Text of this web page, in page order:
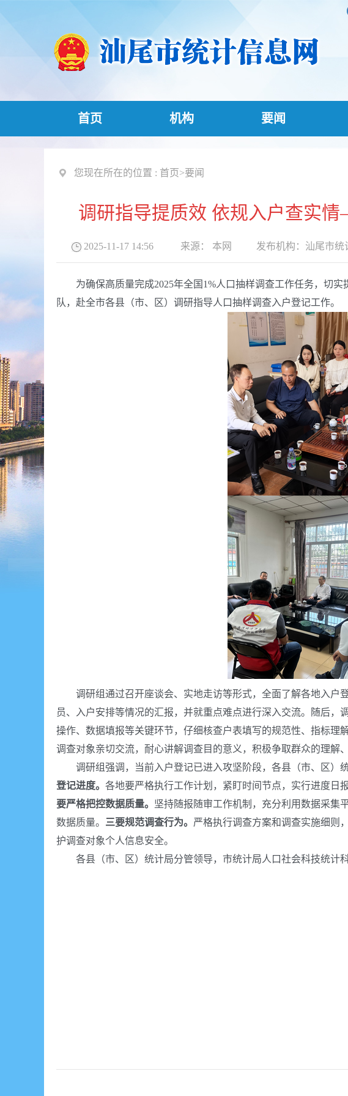
首页 机构 要闻
您现在所在的位置 : 首页>要闻
调研指导提质效 依规入户查实
2025-11-17 14:56 来源： 本网 发布机构： 汕尾市统
为确保高质量完成2025年全国1%人口抽样调查工作任务，切实
队，赴全市各县（市、区）调研指导人口抽样调查入户登记工作。
调研组通过召开座谈会、实地走访等形式，全面了解各地入户
员、入户安排等情况的汇报，并就重点难点进行深入交流。随后
操作、数据填报等关键环节，仔细核查户表填写的规范性、指标
调查对象亲切交流，耐心讲解调查目的意义，积极争取群众的理解
调研组强调，当前入户登记已进入攻坚阶段，各县（市、区）统
登记进度。 各地要严格执行工作计划，紧盯时间节点，实行进度日
要严格把控数据质量。 坚持随报随审工作机制，充分利用数据采集
数据质量。 三要规范调查行为。 严格执行调查方案和调查实施细则
护调查对象个人信息安全。
各县（市、区）统计局分管领导，市统计局人口社会科技统计